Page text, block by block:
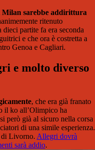
Milan sarebbe addirittura
ritenuto
dieci partite fa era seconda
e che ora è costretta a
Genoa e Cagliari.
e molto diverso
, che era già franato
il ko all’Olimpico ha
però già al sicuro nella corsa
di una simile esperienza.
di Livorno. Allegri dovrà
sarà addio.